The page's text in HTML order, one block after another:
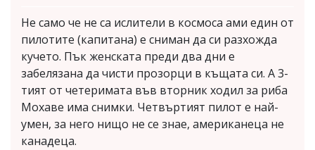
Не само че не са ислители в космоса ами един от
пилотите (капитана) е сниман да си разхожда
кучето. Пък женската преди два дни е
забелязана да чисти прозорци в къщата си. А 3-
тият от четеримата във вторник ходил за риба
Мохаве има снимки. Четвъртият пилот е най-
умен, за него нищо не се знае, американеца не
канадеца.